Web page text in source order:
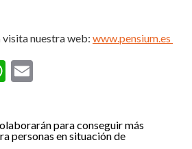
nuestra web: www.pensium.es
WhatsApp
para conseguir más
personas en situación de